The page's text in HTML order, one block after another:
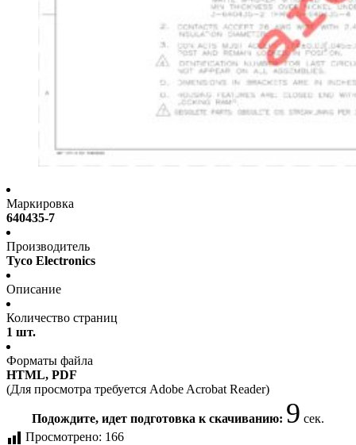
Маркировка
640435-7
Производитель
Tyco Electronics
Описание
Количество страниц
1 шт.
Форматы файла
HTML, PDF
(Для просмотра требуется Adobe Acrobat Reader)
Подождите, идет подготовка к скачиванию: 9 сек.
Просмотрено: 166